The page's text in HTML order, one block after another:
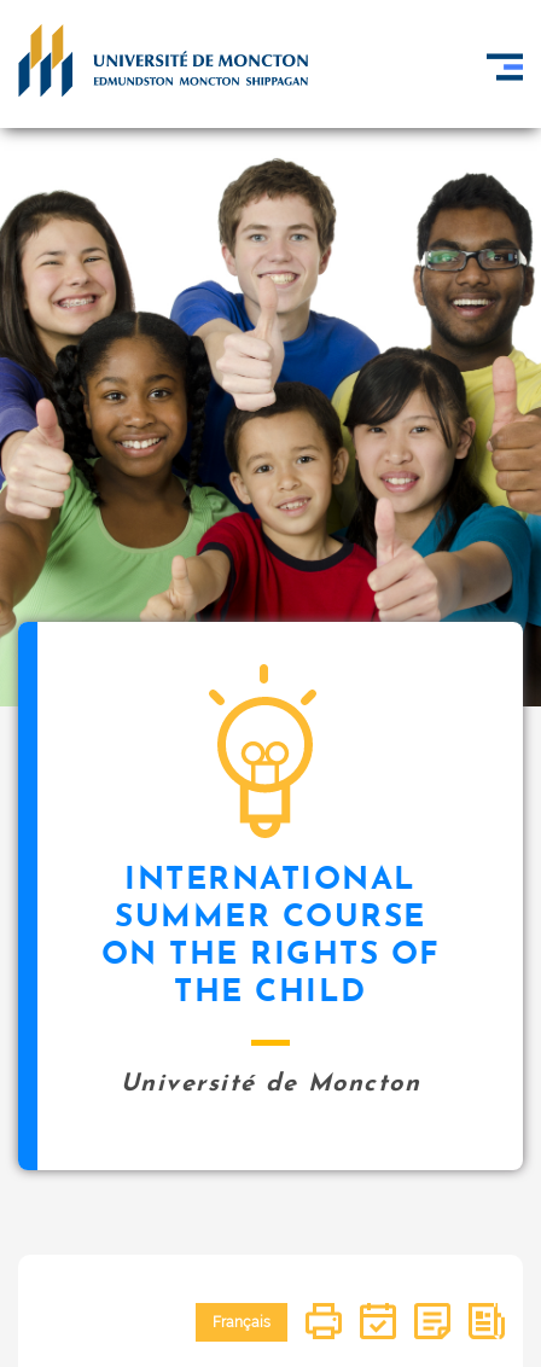
INTERNATIONAL
SUMMER COURSE
ON THE RIGHTS OF
THE CHILD
Université de Moncton
Français